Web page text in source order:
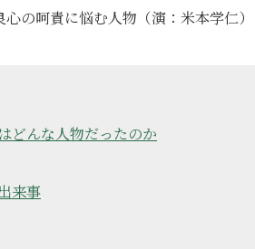
の呵責に悩む人物（演：米本学仁）
どんな人物だったのか
来事